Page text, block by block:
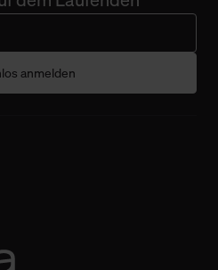
anmelden